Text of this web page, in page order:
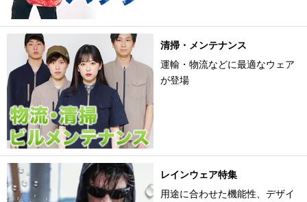
清掃・メンテナンス
運輸・物流などに最適なウェア
が登場
レインウェア特集
用途に合わせた機能性、デザイ